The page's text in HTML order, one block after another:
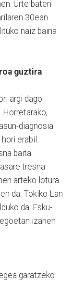
Urte baten
30ean
naiz baina
guztira
argi dago.
Horretarako,
diagnosia
erabil
baita.
tresna
arteko lotura
da. Tokiko Lan
da. Esku-
izanen
garatzeko